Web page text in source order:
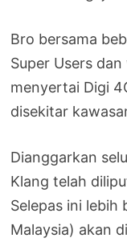
Bro bersama
Super Users
menyertai Digi
disekitar
Dianggarkan
Klang telah
Selepas ini lebih
Malaysia) akan